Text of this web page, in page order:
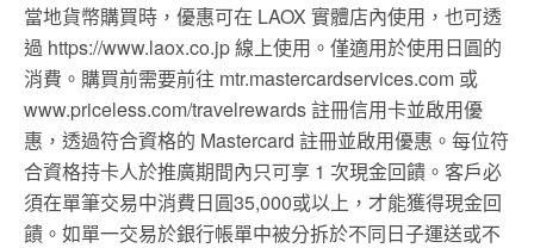
當地貨幣購買時，優惠可在 LAOX 實體店內使用，也可透
過 https://www.laox.co.jp 線上使用。僅適用於使用日圓的
消費。購買前需要前往 mtr.mastercardservices.com 或
www.priceless.com/travelrewards 註冊信用卡並啟用優
惠，透過符合資格的 Mastercard 註冊並啟用優惠。每位符
合資格持卡人於推廣期間內只可享 1 次現金回饋。客戶必
須在單筆交易中消費日圓35,000或以上，才能獲得現金回
饋。如單一交易於銀行帳單中被分拆於不同日子運送或不